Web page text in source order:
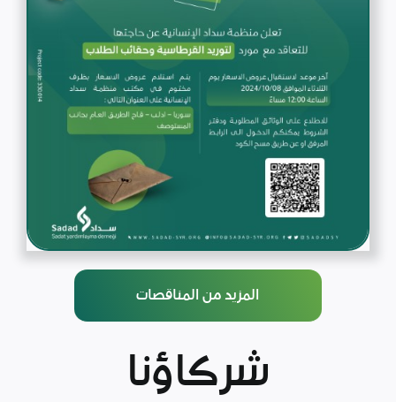
المزيد من المناقصات
شركاؤنا